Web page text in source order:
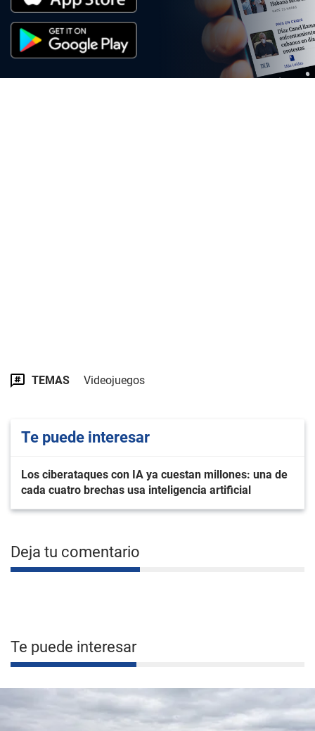
TEMAS Videojuegos
Te puede interesar
Los ciberataques con IA ya cuestan millones: una de
cada cuatro brechas usa inteligencia artificial
Deja tu comentario
Te puede interesar